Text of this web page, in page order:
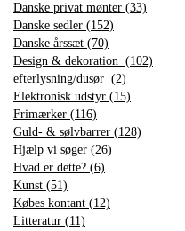
Danske privat mønter (33)
Danske sedler (152)
Danske årssæt (70)
Design & dekoration (102)
efterlysning/dusør (2)
Elektronisk udstyr (15)
Frimærker (116)
Guld- & sølvbarrer (128)
Hjælp vi søger (26)
Hvad er dette? (6)
Kunst (51)
Købes kontant (12)
Litteratur (11)